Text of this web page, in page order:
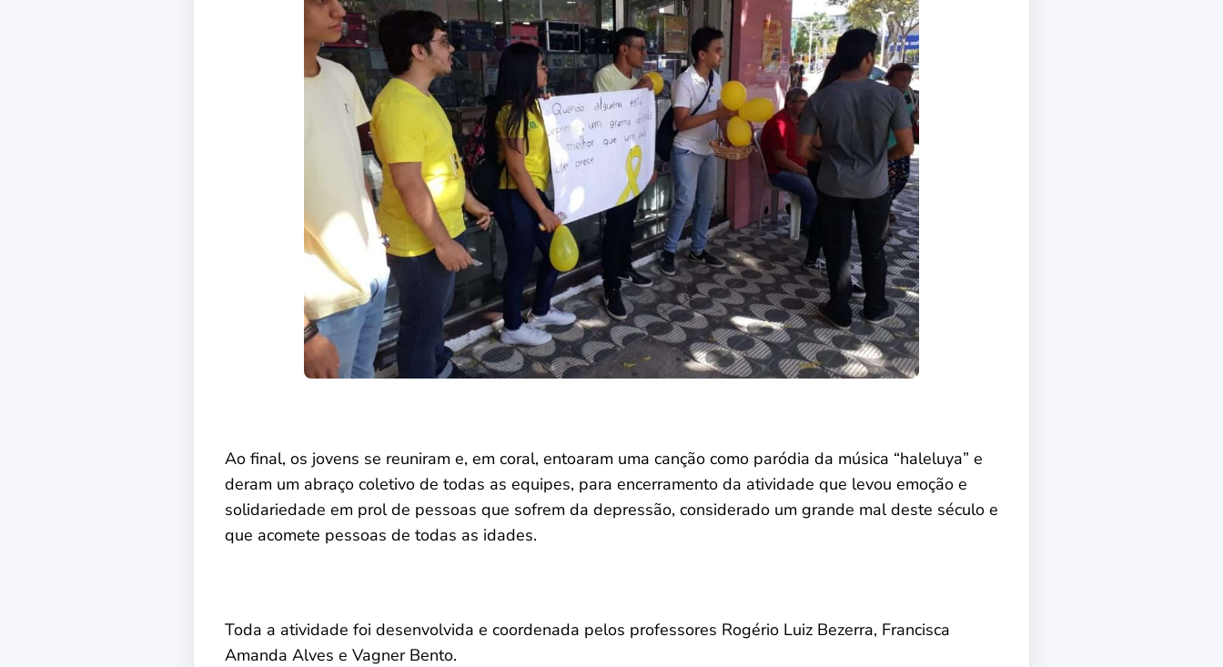
Ao final, os jovens se reuniram e, em coral, entoaram uma canção como paródia da música “haleluya” e
deram um abraço coletivo de todas as equipes, para encerramento da atividade que levou emoção e
solidariedade em prol de pessoas que sofrem da depressão, considerado um grande mal deste século e
que acomete pessoas de todas as idades.
Toda a atividade foi desenvolvida e coordenada pelos professores Rogério Luiz Bezerra, Francisca
Amanda Alves e Vagner Bento.